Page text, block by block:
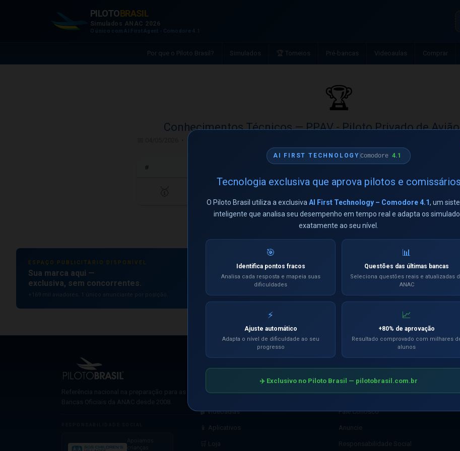
PILOTOBRASIL
Simulados ANAC 2026
O único com AI First Agent - Comodore 4.1
Por que o Piloto Brasil? Simulados 🏆 Torneios Pré-bancas Videoaulas Comprar
🏆
Conhecimentos Técnicos — PPAV - Piloto Privado de
📅 04/05/2026 • PPAV - Piloto Privado de Avião
#
← Ver todos os torneios
ESPAÇO PUBLICITÁRIO DISPONÍVEL
Sua marca aqui —
exclusiva, sem concorrentes.
+169 mil aviadores. 1 único anunciante por posição.
Ver oportunidade →
CANAL OFICIAL
Siga nosso Canal
no WhatsApp
Referência nacional na preparação para as
Bancas Oficiais da ANAC desde 2008.
Apoiamos
🤖 Simulados com IA
📋 Pré-Bancas
🎬 Videoaulas
📱 Aplicativos
🛒 Loja
Sobre o Piloto Brasil
FAQ
Fale Conosco
Anuncie
Responsabilidade Social
AI FIRST TECHNOLOGY Comodore4.1
Tecnologia exclusiva que aprova pilotos e comissários
O Piloto Brasil utiliza a exclusiva AI First Technology – Comodore 4.1, um
inteligente que analisa seu desempenho em tempo real e adapta os
exatamente ao seu nível.
🎯
Identifica pontos fracos
Analisa cada resposta e mapeia suas
dificuldades
📊
Questões das últimas bancas
Seleciona questões reais e atualizadas
ANAC
⚡
Ajuste automático
Adapta o nível de dificuldade ao seu
progresso
📈
+80% de aprovação
Resultado comprovado com milhares
alunos
✈️ Exclusivo no Piloto Brasil — pilotobrasil.com.br